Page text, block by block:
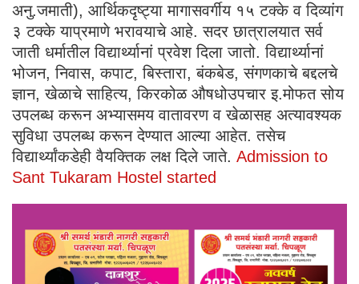
अनु.जमाती), आर्थिकदृष्ट्या मागासवर्गीय १५ टक्के व दिव्यांग
३ टक्के याप्रमाणे भरावयाचे आहे. सदर छात्रालयात सर्व
जाती धर्मातील विद्यार्थ्यानां प्रवेश दिला जातो. विद्यार्थ्यानां
भोजन, निवास, कपाट, बिस्तारा, बंकबेड, संगणकाचे बद्दलचे
ज्ञान, खेळाचे साहित्य, किरकोळ औषधोउपचार इ.मोफत सोय
उपलब्ध करून अभ्यासमय वातावरण व खेळासह अत्यावश्यक
सुविधा उपलब्ध करून देण्यात आल्या आहेत. तसेच
विद्यार्थ्यांकडेही वैयक्तिक लक्ष दिले जाते. Admission to
Sant Tukaram Hostel started